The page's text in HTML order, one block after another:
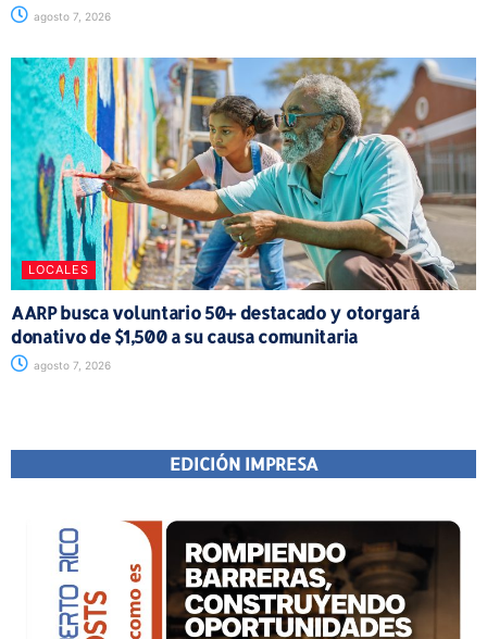
agosto 7, 2026
LOCALES
AARP busca voluntario 50+ destacado y otorgará
donativo de $1,500 a su causa comunitaria
agosto 7, 2026
EDICIÓN IMPRESA